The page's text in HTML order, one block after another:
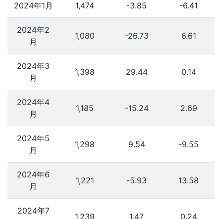
2024年1月 1,474 -3.85 -6.41
2024年2
月
1,080 -26.73 6.61
2024年3
月
1,398 29.44 0.14
2024年4
月
1,185 -15.24 2.69
2024年5
月
1,298 9.54 -9.55
2024年6
月
1,221 -5.93 13.58
2024年7
1,239 1.47 0.24